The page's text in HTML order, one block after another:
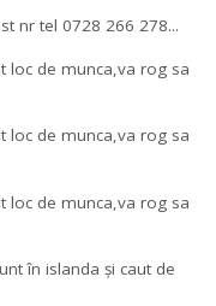
nr tel 0728 266 278...
loc de munca,va rog sa
loc de munca,va rog sa
loc de munca,va rog sa
în islanda și caut de